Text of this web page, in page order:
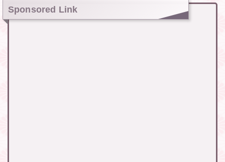
Sponsored Link